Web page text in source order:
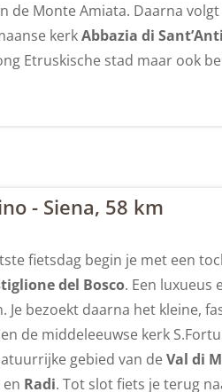
de Monte Amiata. Daarna
kerkAbbazia di
Etruskische stad maar ook
- Siena, 58 km
fietsdag begin je met een
del Bosco. Een luxueus
Je bezoekt daarna het kleine,
de middeleeuwse kerk
gebied van deVal di
en Radi. Tot slot fiets je terug